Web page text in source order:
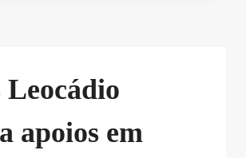
Leocádio
apoios em